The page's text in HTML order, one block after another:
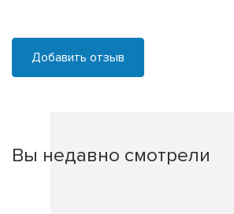
Добавить отзыв
Вы недавно смотрели